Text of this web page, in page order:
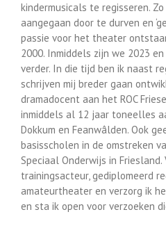
kindermusicals te regisseren.
aangegaan door te durven en
passie voor het theater
2000. Inmiddels zijn we 2023
verder. In die tijd ben ik naast
schrijven mij breder gaan
dramadocent aan het ROC
inmiddels al 12 jaar toneelles
Dokkum en Feanwâlden. Ook
basisscholen in de omstreken
Speciaal Onderwijs in
trainingsacteur, gediplomeerd
amateurtheater en verzorg ik
en sta ik open voor verzoeken